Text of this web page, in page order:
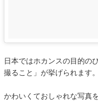
日本ではホカンスの目的の
撮ること」が挙げられます。
かわいくておしゃれな写真